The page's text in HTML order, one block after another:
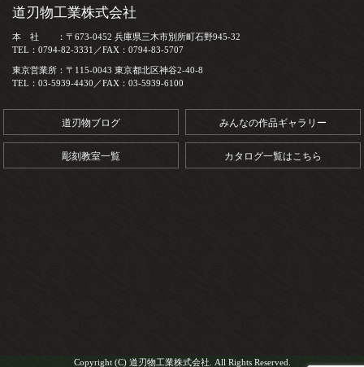
道刃物工業株式会社
本 社 ：〒673-0452 兵庫県三木市別所町石野945-32
TEL：0794-82-3331／FAX：0794-83-5707
東京営業所：〒115-0043 東京都北区神谷2-40-8
TEL：03-5939-4430／FAX：03-5939-6100
道刃物ブログ みんなの作品ギャラリー
彫刻教室一覧 カタログ一覧はこちら
Copyright (C) 道刃物工業株式会社. All Rights Reserved.